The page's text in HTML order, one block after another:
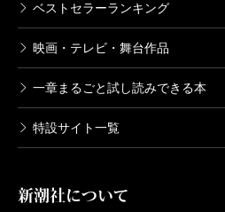
ベストセラーランキング
映画・テレビ・舞台作品
一章まるごと試し読みできる本
特設サイト一覧
新潮社について